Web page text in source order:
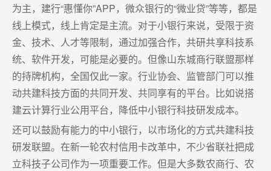
为主，建行“惠懂你”APP，微众银行的“微业贷”等等，都是
线上模式，线上肯定是主流。对于小银行来说，受限于资
金、技术、人才等限制，通过加强合作，共研共享科技系
统、软件开发，可能是必要的。但像山东城商行联盟那样
的持牌机构，全国仅此一家。行业协会、监管部门可以推
动共建科技方面的共同开发、共同享有的平台。比如说搭
建云计算行业公用平台，降低中小银行科技研发成本。
还可以鼓励有能力的中小银行，以市场化的方式共建科技
研发联盟。在新一轮农村信用卡改革中，不少省联社把成
立科技子公司作为一项重要工作。但是大多数农商行、农